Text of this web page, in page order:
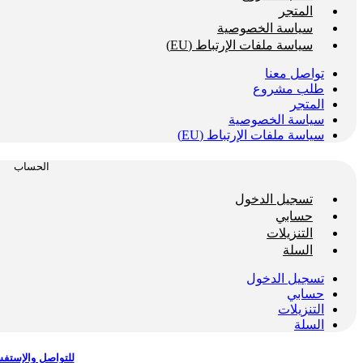
المتجر
سياسة الخصوصية
سياسة ملفات الإرتباط (EU)
تواصل معنا
طلب مشروع
المتجر
سياسة الخصوصية
سياسة ملفات الإرتباط (EU)
الحساب
تسجيل الدخول
حسابي
التنزيلات
السلة
تسجيل الدخول
حسابي
التنزيلات
السلة
للتواصل